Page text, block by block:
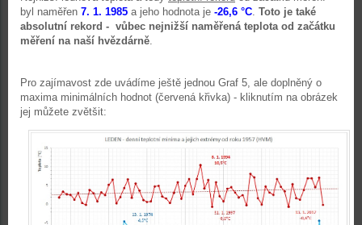
byl naměřen 7. 1. 1985 a jeho hodnota je -26,6 °C. Toto je také
absolutní rekord - vůbec nejnižší naměřená teplota od začátku
měření na naší hvězdárně.
Pro zajímavost zde uvádíme ještě jednou Graf 5, ale doplněný o
maxima minimálních hodnot (červená křivka) - kliknutím na obrázek
jej můžete zvětšit: